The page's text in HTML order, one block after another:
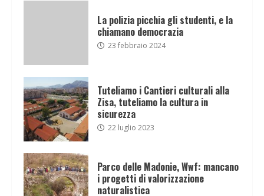
La polizia picchia gli studenti, e la
chiamano democrazia
23 febbraio 2024
Tuteliamo i Cantieri culturali alla
Zisa, tuteliamo la cultura in
sicurezza
22 luglio 2023
Parco delle Madonie, Wwf: mancano
i progetti di valorizzazione
naturalistica